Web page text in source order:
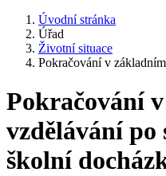
Úvodní stránka
Úřad
Životní situace
Pokračování v
Pokračování
vzdělávání po
školní